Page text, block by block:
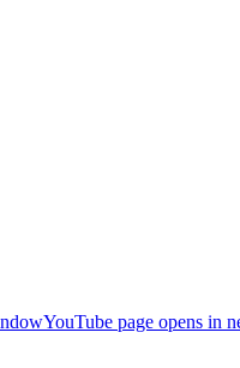
YouTube page opens in